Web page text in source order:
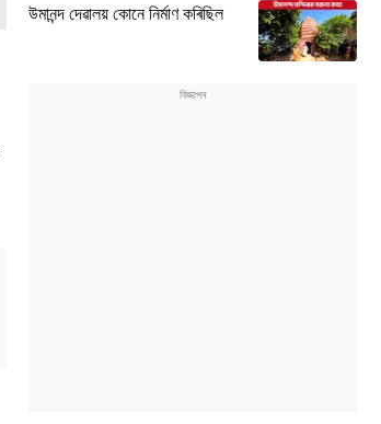
উমানন্দ দেৱালয় কোনে নিৰ্মাণ কৰিছিল